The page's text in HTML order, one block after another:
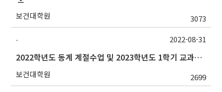
보건대학원 3073
-
2022학년도 동계 계절수업 및 2023학년도 1학기 교과목 수요조사 실시 안내
보건대학원 2699
2022-08-31